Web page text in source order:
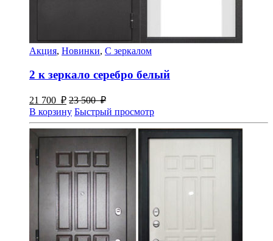
Акция, Новинки, С зеркалом
2 к зеркало серебро белый
21 700 ₽ 23 500 ₽
В корзину Быстрый просмотр